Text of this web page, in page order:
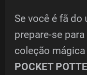
Se você é fã do
prepare-se
coleção
POCKET